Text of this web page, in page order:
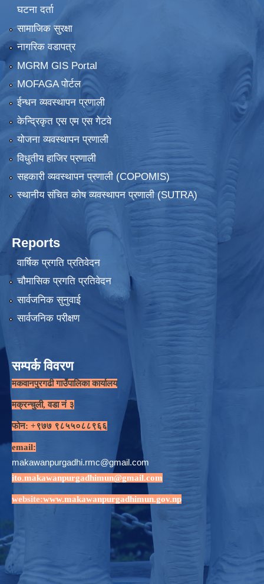
घटना दर्ता
सामाजिक सुरक्षा
नागरिक वडापत्र
MGRM GIS Portal
MOFAGA पोर्टल
ईन्धन व्यवस्थापन प्रणाली
केन्द्रिकृत एस एम एस गेटवे
योजना व्यवस्थापन प्रणाली
विधुतीय हाजिर प्रणाली
सहकारी व्यवस्थापन प्रणाली (COPOMIS)
स्थानीय संचित कोष व्यवस्थापन प्रणाली (SUTRA)
Reports
वार्षिक प्रगति प्रतिवेदन
चौमासिक प्रगति प्रतिवेदन
सार्वजनिक सुनुवाई
सार्वजनिक परीक्षण
सम्पर्क विवरण
मकवानपुरगढी गाउँपालिका कार्यालय
मक्रन्चुली, वडा नं ३
फोन: +९७७ ९८५५०८८९६६
email:
makawanpurgadhi.rmc@gmail.com
ito.makawanpurgadhimun@gmail.com
website:www.makawanpurgadhimun.gov.np